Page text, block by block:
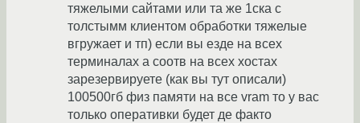
тяжелыми сайтами или та же 1ска с
толстымм клиентом обработки тяжелые
вгружает и тп) если вы езде на всех
терминалах а соотв на всех хостах
зарезервируете (как вы тут описали)
100500гб физ памяти на все vram то у вас
только оперативки будет де факто